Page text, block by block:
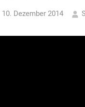
10. Dezember 2014